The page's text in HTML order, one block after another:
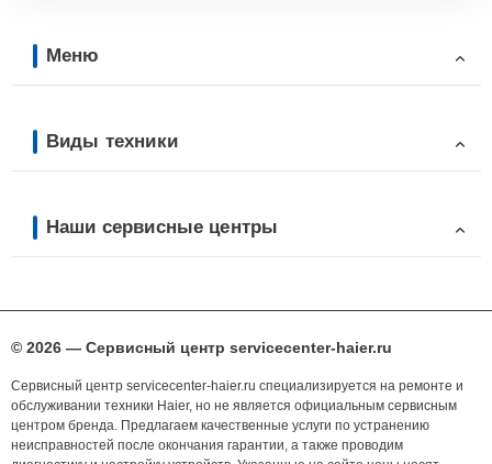
Меню
Виды техники
Наши сервисные центры
© 2026 — Сервисный центр servicecenter-haier.ru
Сервисный центр servicecenter-haier.ru специализируется на ремонте и
обслуживании техники Haier, но не является официальным сервисным
центром бренда. Предлагаем качественные услуги по устранению
неисправностей после окончания гарантии, а также проводим